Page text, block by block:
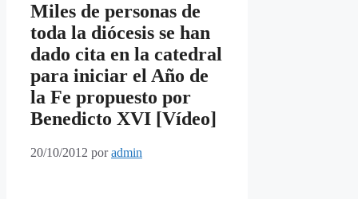
Miles de personas de
toda la diócesis se han
dado cita en la catedral
para iniciar el Año de
la Fe propuesto por
Benedicto XVI [Vídeo]
20/10/2012 poradmin